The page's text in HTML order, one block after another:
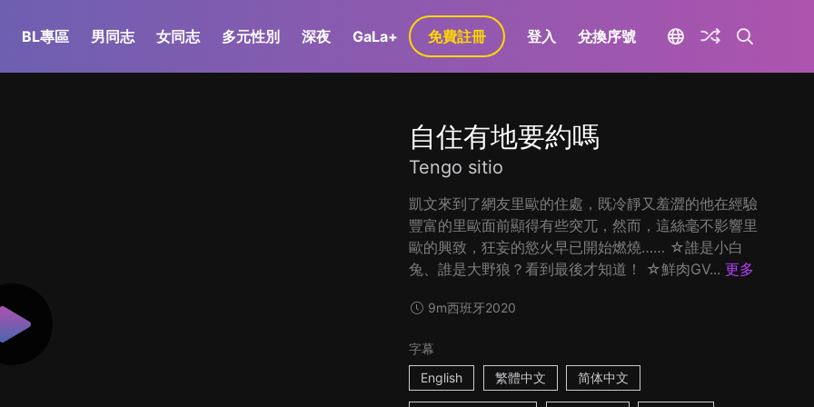
BL專區 男同志 女同志 多元性別 深夜 GaLa+ 免費註冊 登入 兌換序號
自住有地要約嗎
Tengo sitio
凱文來到了網友里歐的住處，既冷靜又羞澀的他在經驗
豐富的里歐面前顯得有些突兀，然而，這絲毫不影響里
歐的興致，狂妄的慾火早已開始燃燒…… ☆誰是小白
兔、誰是大野狼？看到最後才知道！ ☆鮮肉GV... 更多
9m西班牙2020
字幕
English
繁體中文 简体中文